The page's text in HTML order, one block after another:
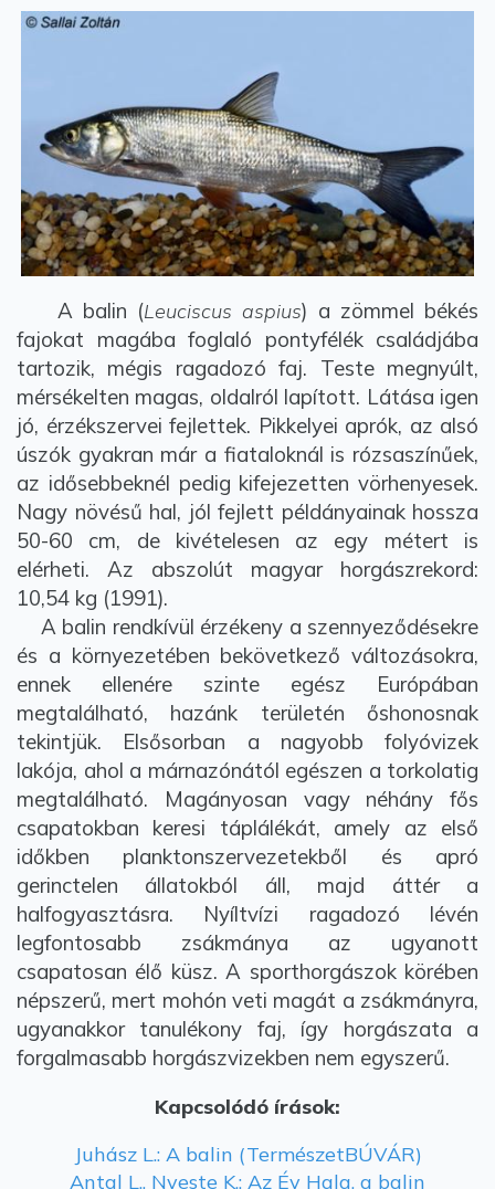
A balin (Leuciscus aspius) a zömmel békés
fajokat magába foglaló pontyfélék családjába
tartozik, mégis ragadozó faj. Teste megnyúlt,
mérsékelten magas, oldalról lapított. Látása igen
jó, érzékszervei fejlettek. Pikkelyei aprók, az alsó
úszók gyakran már a fiataloknál is rózsaszínűek,
az idősebbeknél pedig kifejezetten vörhenyesek.
Nagy növésű hal, jól fejlett példányainak hossza
50-60 cm, de kivételesen az egy métert is
elérheti. Az abszolút magyar horgászrekord:
10,54 kg (1991).
A balin rendkívül érzékeny a szennyeződésekre
és a környezetében bekövetkező változásokra,
ennek ellenére szinte egész Európában
megtalálható, hazánk területén őshonosnak
tekintjük. Elsősorban a nagyobb folyóvizek
lakója, ahol a márnazónától egészen a torkolatig
megtalálható. Magányosan vagy néhány fős
csapatokban keresi táplálékát, amely az első
időkben planktonszervezetekből és apró
gerinctelen állatokból áll, majd áttér a
halfogyasztásra. Nyíltvízi ragadozó lévén
legfontosabb zsákmánya az ugyanott
csapatosan élő küsz. A sporthorgászok körében
népszerű, mert mohón veti magát a zsákmányra,
ugyanakkor tanulékony faj, így horgászata a
forgalmasabb horgászvizekben nem egyszerű.
Kapcsolódó írások:
Juhász L.: A balin (TermészetBÚVÁR)
Antal L., Nyeste K.: Az Év Hala, a balin